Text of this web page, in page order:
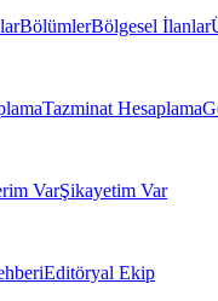
BölümlerBölgesel İlanlar
Tazminat Hesaplama
VarŞikayetim Var
Editöryal Ekip